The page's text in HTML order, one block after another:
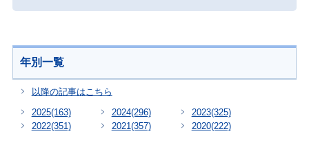
年別一覧
以降の記事はこちら
2025(163) 2024(296) 2023(325)
2022(351) 2021 (357) 2020(222)